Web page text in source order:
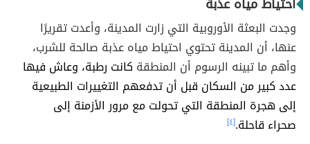
وجدت البعثة الأوروبية التي زارت المدينة، وأعدت تقريرًا
عنها، أن المدينة تحتوي احتياط مياه عذبة صالحة للشرب،
وأهم ما تبينه الرسوم أن المنطقة كانت رطبة، وعاش فيها
عدد كبير من السكان قبل أن تدفعهم التغييرات الطبيعية
إلى هجرة المنطقة التي تحولت مع مرور الأزمنة إلى
صحراء قاحلة.[٤]